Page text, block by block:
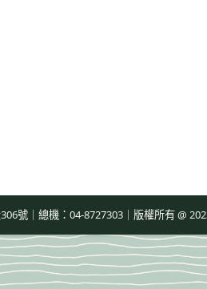
號｜總機：04-8727303｜版權所有 @